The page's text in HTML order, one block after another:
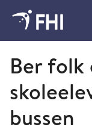
August
Ber folk
bussen